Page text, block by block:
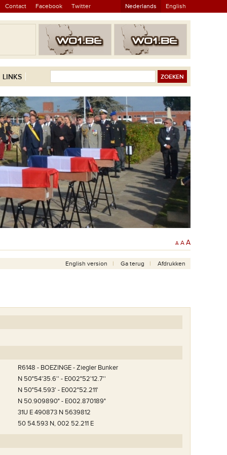
Contact Facebook Twitter Nederlands English
LINKS
A A A
English version Ga terug Afdrukken
R6148 - BOEZINGE - Ziegler Bunker
N 50°54'35.6'' - E002°52'12.7''
N 50°54.593' - E002°52.211'
N 50.909890° - E002.870189°
31U E 490873 N 5639812
50 54.593 N, 002 52.211 E